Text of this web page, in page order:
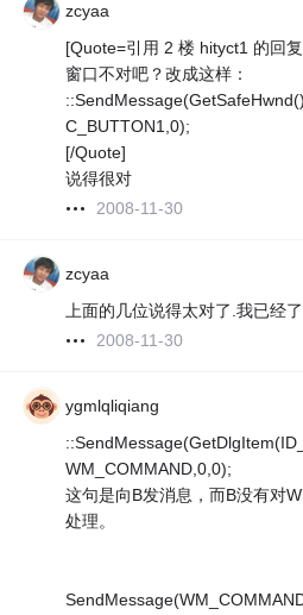
zcyaa
[Quote=引用 2 楼 hityct1 的回
窗口不对吧？改成这样：
C_BUTTON1,0);
[/Quote]
说得很对
2008-11-30
zcyaa
上面的几位说得太对了.我已经
2008-11-30
ygmlqliqiang
WM_COMMAND,0,0);
这句是向B发消息，而B没有对
处理。